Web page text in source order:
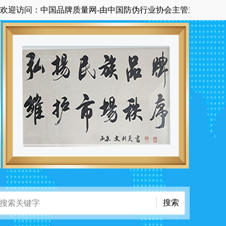
：中国品牌质量网-由中国防伪行业协会主管主办国家级中央